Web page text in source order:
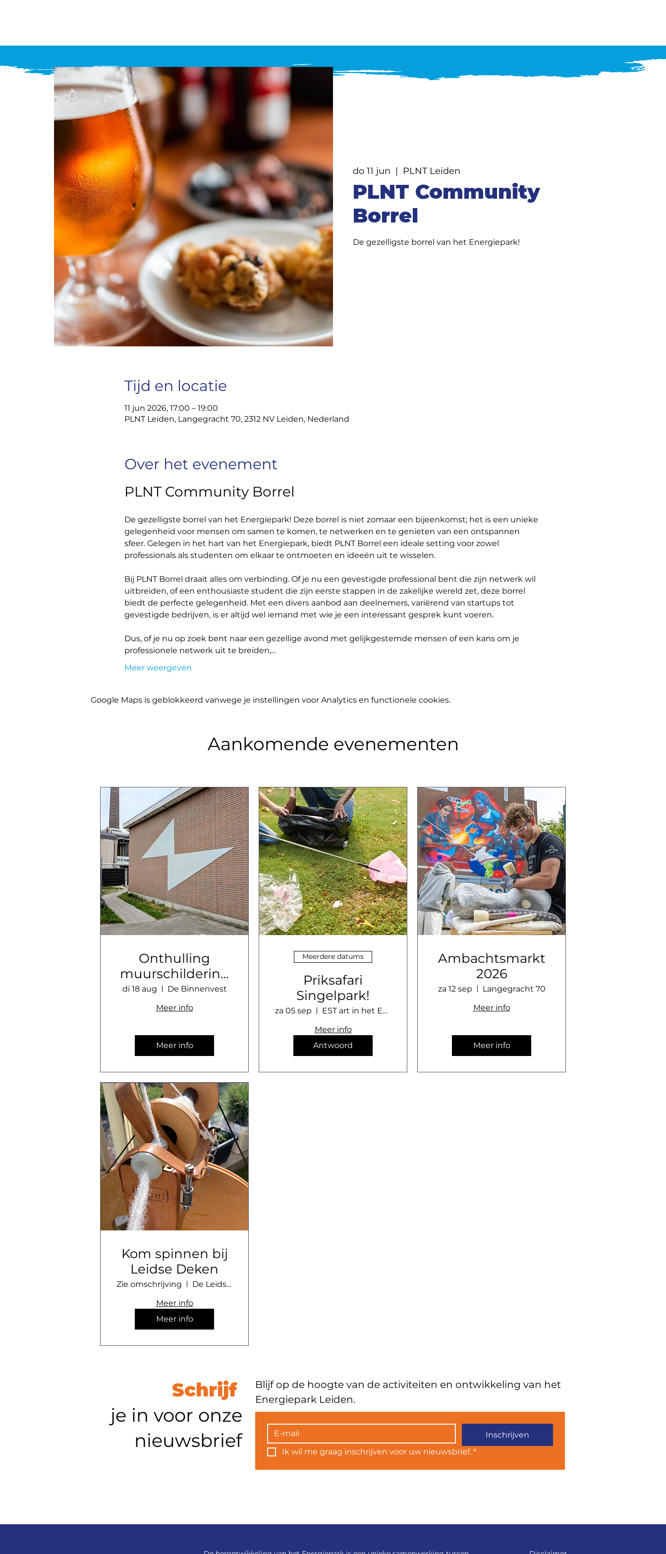
do 11 jun
  |
PLNT Leiden
PLNT Community
Borrel
De gezelligste borrel van het Energiepark!
Tijd en locatie
11 jun 2026, 17:00 – 19:00
PLNT Leiden, Langegracht 70, 2312 NV Leiden, Nederland
Over het evenement
PLNT Community Borrel
De gezelligste borrel van het Energiepark! Deze borrel is niet zomaar een bijeenkomst; het is een unieke
gelegenheid voor mensen om samen te komen, te netwerken en te genieten van een ontspannen
sfeer. Gelegen in het hart van het Energiepark, biedt PLNT Borrel een ideale setting voor zowel
professionals als studenten om elkaar te ontmoeten en ideeën uit te wisselen.
Bij PLNT Borrel draait alles om verbinding. Of je nu een gevestigde professional bent die zijn netwerk wil
uitbreiden, of een enthousiaste student die zijn eerste stappen in de zakelijke wereld zet, deze borrel
biedt de perfecte gelegenheid. Met een divers aanbod aan deelnemers, variërend van startups tot
gevestigde bedrijven, is er altijd wel iemand met wie je een interessant gesprek kunt voeren.
Dus, of je nu op zoek bent naar een gezellige avond met gelijkgestemde mensen of een kans om je
professionele netwerk uit te breiden,…
Meer weergeven
Google Maps is geblokkeerd vanwege je instellingen voor Analytics en functionele cookies.
Aankomende evenementen
Onthulling
muurschildering
Loods C
di 18 aug
De Binnenvest
Meer info
Meer info
Meerdere datums
Priksafari
Singelpark!
za 05 sep
EST art in het Energiepark
Meer info
Antwoord
Ambachtsmarkt
2026
za 12 sep
Langegracht 70
Meer info
Meer info
Kom spinnen bij
Leidse Deken
Zie omschrijving
De Leidse Deken
Meer info
Meer info
Schrijf
je in voor onze
nieuwsbrief
Blijf op de hoogte van de activiteiten en ontwikkeling van het
Energiepark Leiden.
Inschrijven
Ik wil me graag inschrijven voor uw nieuwsbrief. *